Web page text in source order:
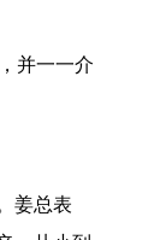
并一一介
姜总表